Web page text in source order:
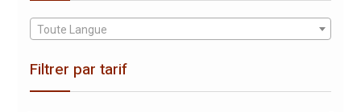
Toute Langue
Filtrer par tarif